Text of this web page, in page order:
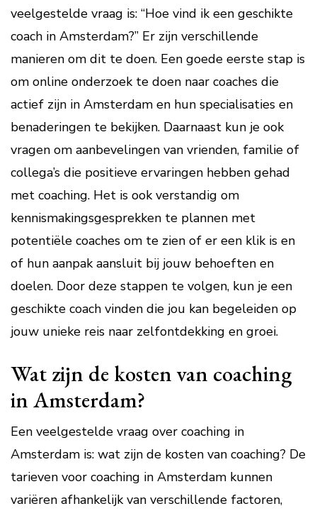
veelgestelde vraag is: “Hoe vind ik een geschikte
coach in Amsterdam?” Er zijn verschillende
manieren om dit te doen. Een goede eerste stap is
om online onderzoek te doen naar coaches die
actief zijn in Amsterdam en hun specialisaties en
benaderingen te bekijken. Daarnaast kun je ook
vragen om aanbevelingen van vrienden, familie of
collega’s die positieve ervaringen hebben gehad
met coaching. Het is ook verstandig om
kennismakingsgesprekken te plannen met
potentiële coaches om te zien of er een klik is en
of hun aanpak aansluit bij jouw behoeften en
doelen. Door deze stappen te volgen, kun je een
geschikte coach vinden die jou kan begeleiden op
jouw unieke reis naar zelfontdekking en groei.
Wat zijn de kosten van coaching
in Amsterdam?
Een veelgestelde vraag over coaching in
Amsterdam is: wat zijn de kosten van coaching? De
tarieven voor coaching in Amsterdam kunnen
variëren afhankelijk van verschillende factoren,